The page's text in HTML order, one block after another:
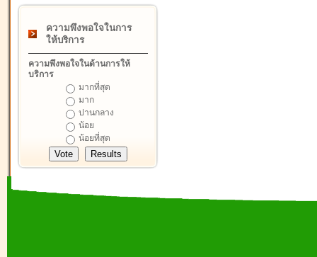
ความพึงพอใจในการ
ให้บริการ
ความพึงพอใจในด้านการให้
บริการ
มากที่สุด
มาก
ปานกลาง
น้อย
น้อยที่สุด